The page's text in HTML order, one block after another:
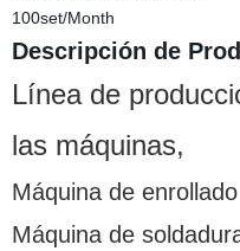
100set/Month
Descripción de
Línea de
las máquinas,
Máquina de
Máquina de